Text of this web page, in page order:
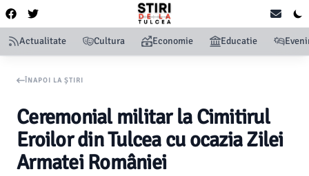
Actualitate Cultura Economie Educatie
ÎNAPOI LA ȘTIRI
Ceremonial militar la Cimitirul
Eroilor din Tulcea cu ocazia Zilei
Armatei României